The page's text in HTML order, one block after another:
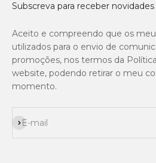
Subscreva para receber
Aceito e compreendo que os
utilizados para o envio de
promoções, nos termos da
website, podendo retirar o meu
momento.
E-mail
Subscrever